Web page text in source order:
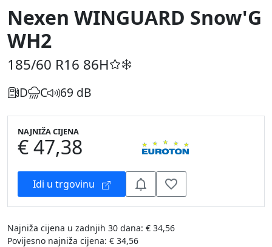
Nexen WINGUARD Snow'G
WH2
185/60 R16 86H
D C 69 dB
NAJNIŽA CIJENA
€ 47,38
Idi u trgovinu
Najniža cijena u zadnjih 30 dana: € 34,56
Povijesno najniža cijena: € 34,56